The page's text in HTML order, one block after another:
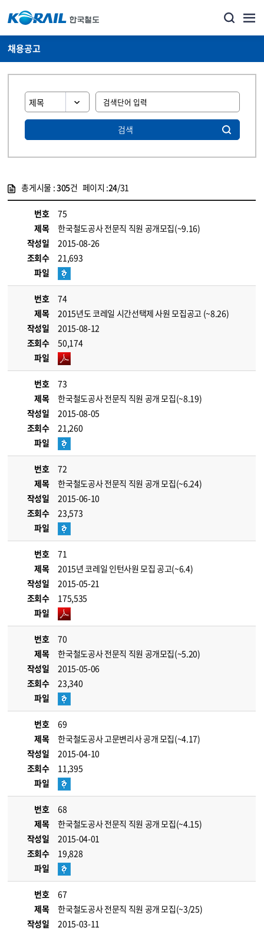
채용공고
검색
총게시물 :305건 페이지 :24/31
번호
75
제목
한국철도공사 전문직 직원 공개모집(~9.16)
작성일
2015-08-26
조회수
21,693
파일
번호
74
제목
2015년도 코레일 시간선택제 사원 모집공고 (~8.26)
작성일
2015-08-12
조회수
50,174
파일
번호
73
제목
한국철도공사 전문직 직원 공개 모집(~8.19)
작성일
2015-08-05
조회수
21,260
파일
번호
72
제목
한국철도공사 전문직 직원 공개 모집(~6.24)
작성일
2015-06-10
조회수
23,573
파일
번호
71
제목
2015년 코레일 인턴사원 모집 공고(~6.4)
작성일
2015-05-21
조회수
175,535
파일
번호
70
제목
한국철도공사 전문직 직원 공개모집(~5.20)
작성일
2015-05-06
조회수
23,340
파일
번호
69
제목
한국철도공사 고문변리사 공개 모집(~4.17)
작성일
2015-04-10
조회수
11,395
파일
번호
68
제목
한국철도공사 전문직 직원 공개 모집(~4.15)
작성일
2015-04-01
조회수
19,828
파일
번호
67
제목
한국철도공사 전문직 직원 공개 모집(~3/25)
작성일
2015-03-11